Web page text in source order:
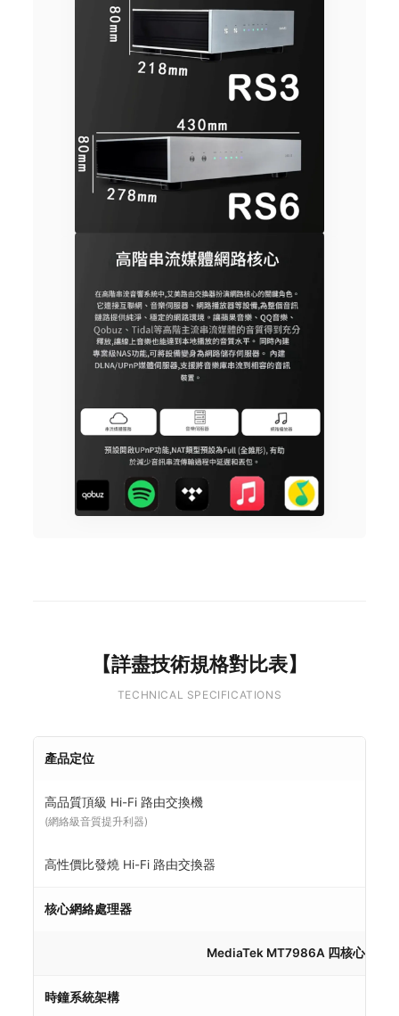
【詳盡技術規格對比表】
TECHNICAL SPECIFICATIONS
產品定位
高品質頂級 Hi-Fi 路由交換機
(網絡級音質提升利器)
高性價比發燒 Hi-Fi 路由交換器
核心網絡處理器
MediaTek MT7986A 四核心旗艦
時鐘系統架構